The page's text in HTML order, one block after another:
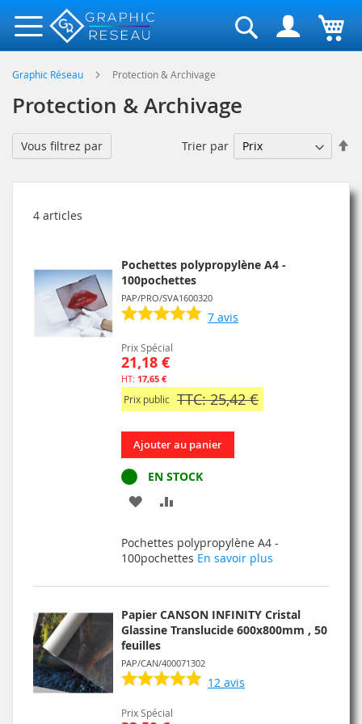
Rechercher
Graphic Réseau Protection & Archivage
Protection & Archivage
4 articles
Trier par
Pochettes polypropylène A4 -
100pochettes
PAP/PRO/SVA1600320
7 avis
Prix Spécial
21,18 €
17,65 €
Prix public TTC: 25,42 €
Ajouter au panier
EN STOCK
AJOUTER
MA
LISTE
D’ENVIE
COMPARATEUR
Pochettes polypropylène A4 -
100pochettes En savoir plus
Papier CANSON INFINITY Cristal
Glassine Translucide 600x800mm , 50
feuilles
PAP/CAN/400071302
12 avis
Prix Spécial
Vous filtrez par